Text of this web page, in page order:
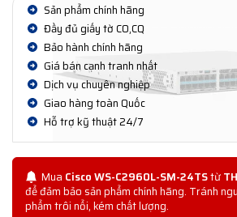
Sản phẩm chính hãng
Đầy đủ giấy tờ CO,CQ
Bảo hành chính hãng
Giá bán cạnh tranh nhất
Dịch vụ chuyên nghiệp
Giao hàng toàn Quốc
Hỗ trợ kỹ thuật 24/7
Mua Cisco WS-C2960L-SM-24TStừ
để đảm bảo sản phẩm chính hãng. Tránh
phẩm trôi nổi, kém chất lượng.